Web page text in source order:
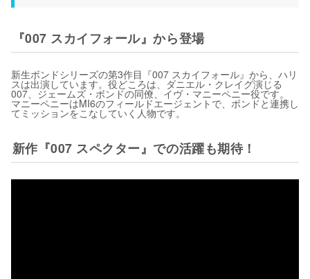
『007 スカイフォール』から登場
新生ボンドシリーズの第3作目『007 スカイフォール』から、ハリ
スは出演しています。役どころは、ダニエル・クレイグ演じる
007、ジェームズ・ボンドの同僚、イヴ・マニーペニー役です。
マニーペニーはMI6のフィールドエージェントで、ボンドと連携し
てミッションをこなしていく人物です。
新作『007 スペクター』での活躍も期待！